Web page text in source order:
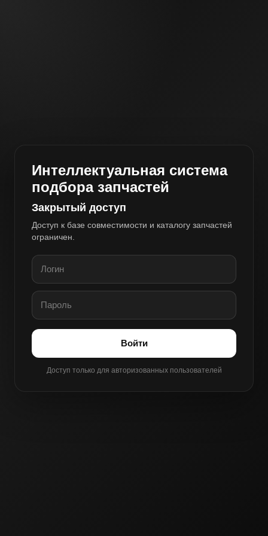
Интеллектуальная система
подбора запчастей
Закрытый доступ
Доступ к базе совместимости и каталогу запчастей
ограничен.
Войти
Доступ только для авторизованных пользователей